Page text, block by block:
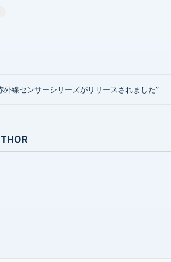
外線センサーシリーズがリリースされました”